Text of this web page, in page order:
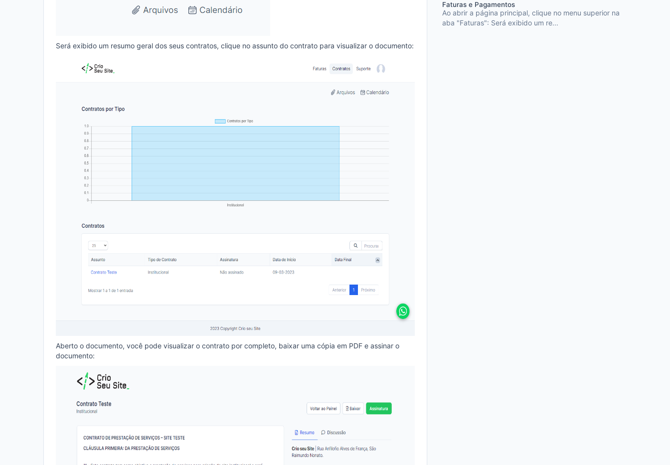
Será exibido um resumo geral dos seus contratos, clique no assunto do contrato para visualizar o documento:
Aberto o documento, você pode visualizar o contrato por completo, baixar uma cópia em PDF e assinar o
documento:
Faturas e Pagamentos
Ao abrir a página principal, clique no menu superior na
aba "Faturas": Será exibido um re...